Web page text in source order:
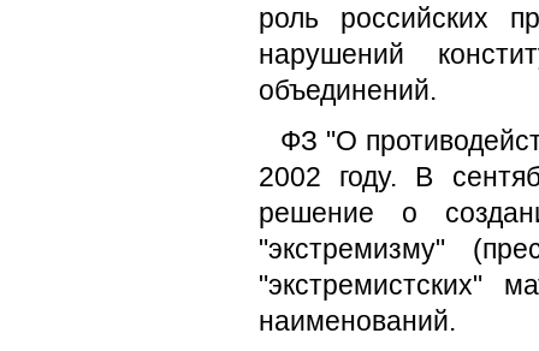
роль российских
нарушений
объединений.
ФЗ "О
2002 году. В
решение о
"экстремизму"
"экстремистских"
наименований.